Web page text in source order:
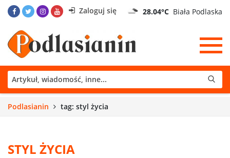
Zaloguj się 28.04°C Biała Podlaska
Podlasianin tag: styl życia
STYL ŻYCIA